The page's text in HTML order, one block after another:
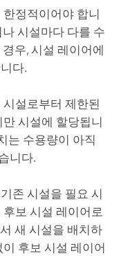
정적이어야 합니
시설마다 다를 수
우, 시설 레이어에
다.
설로부터 제한된
시설에 할당됩니
는 수용량이 아직
니다.
존 시설을 필요 시
보 시설 레이어로
새 시설을 배치하
후보 시설 레이어